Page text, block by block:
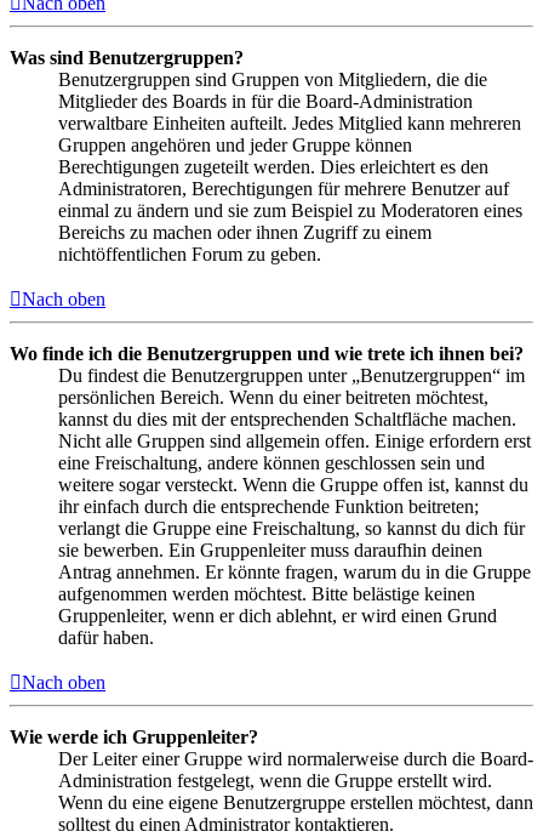
Was sind Benutzergruppen?
Benutzergruppen sind Gruppen von Mitgliedern, die die
Mitglieder des Boards in für die Board-Administration
verwaltbare Einheiten aufteilt. Jedes Mitglied kann mehreren
Gruppen angehören und jeder Gruppe können
Berechtigungen zugeteilt werden. Dies erleichtert es den
Administratoren, Berechtigungen für mehrere Benutzer auf
einmal zu ändern und sie zum Beispiel zu Moderatoren eines
Bereichs zu machen oder ihnen Zugriff zu einem
nichtöffentlichen Forum zu geben.
Nach oben
Wo finde ich die Benutzergruppen und wie trete ich ihnen bei?
Du findest die Benutzergruppen unter „Benutzergruppen“ im
persönlichen Bereich. Wenn du einer beitreten möchtest,
kannst du dies mit der entsprechenden Schaltfläche machen.
Nicht alle Gruppen sind allgemein offen. Einige erfordern erst
eine Freischaltung, andere können geschlossen sein und
weitere sogar versteckt. Wenn die Gruppe offen ist, kannst du
ihr einfach durch die entsprechende Funktion beitreten;
verlangt die Gruppe eine Freischaltung, so kannst du dich für
sie bewerben. Ein Gruppenleiter muss daraufhin deinen
Antrag annehmen. Er könnte fragen, warum du in die Gruppe
aufgenommen werden möchtest. Bitte belästige keinen
Gruppenleiter, wenn er dich ablehnt, er wird einen Grund
dafür haben.
Nach oben
Wie werde ich Gruppenleiter?
Der Leiter einer Gruppe wird normalerweise durch die Board-
Administration festgelegt, wenn die Gruppe erstellt wird.
Wenn du eine eigene Benutzergruppe erstellen möchtest, dann
solltest du einen Administrator kontaktieren.